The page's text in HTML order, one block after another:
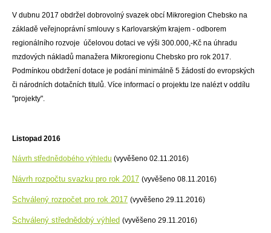
V dubnu 2017 obdržel dobrovolný svazek obcí Mikroregion Chebsko na
základě veřejnoprávní smlouvy s Karlovarským krajem - odborem
regionálního rozvoje účelovou dotaci ve výši 300.000,-Kč na úhradu
mzdových nákladů manažera Mikroregionu Chebsko pro rok 2017.
Podmínkou obdržení dotace je podání minimálně 5 žádostí do evropských
či národních dotačních titulů. Více informací o projektu lze nalézt v oddílu
"projekty".
Listopad 2016
Návrh střednědobého výhledu (vyvěšeno 02.11.2016)
Návrh rozpočtu svazku pro rok 2017 (vyvěšeno 08.11.2016)
Schválený rozpočet pro rok 2017 (vyvěšeno 29.11.2016)
Schválený střednědobý výhled (vyvěšeno 29.11.2016)